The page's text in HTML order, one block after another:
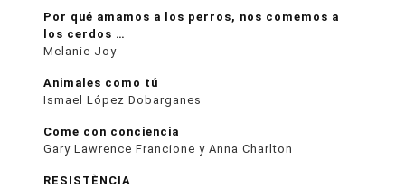
Por qué amamos a los perros, nos comemos a
los cerdos …
Melanie Joy
Animales como tú
Ismael López Dobarganes
Come con conciencia
Gary Lawrence Francione y Anna Charlton
RESISTÈNCIA